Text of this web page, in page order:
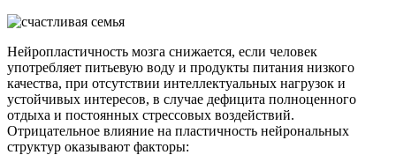
Нейропластичность мозга снижается, если человек
употребляет питьевую воду и продукты питания низкого
качества, при отсутствии интеллектуальных нагрузок и
устойчивых интересов, в случае дефицита полноценного
отдыха и постоянных стрессовых воздействий.
Отрицательное влияние на пластичность нейрональных
структур оказывают факторы: